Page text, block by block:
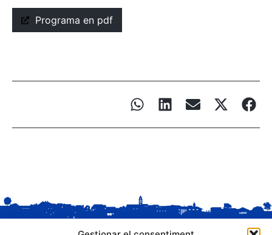
Programa en pdf